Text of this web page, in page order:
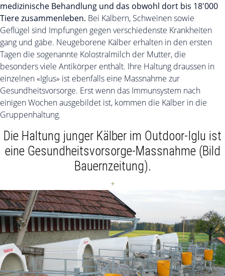
medizinische Behandlung und das obwohl dort bis 18'000
Tiere zusammenleben. Bei Kälbern, Schweinen sowie
Geflügel sind Impfungen gegen verschiedenste Krankheiten
gang und gäbe. Neugeborene Kälber erhalten in den ersten
Tagen die sogenannte Kolostralmilch der Mutter, die
besonders viele Antikörper enthält. Ihre Haltung draussen in
einzelnen «Iglus» ist ebenfalls eine Massnahme zur
Gesundheitsvorsorge. Erst wenn das Immunsystem nach
einigen Wochen ausgebildet ist, kommen die Kälber in die
Gruppenhaltung.
Die Haltung junger Kälber im Outdoor-Iglu ist
eine Gesundheitsvorsorge-Massnahme (Bild
Bauernzeitung).
+